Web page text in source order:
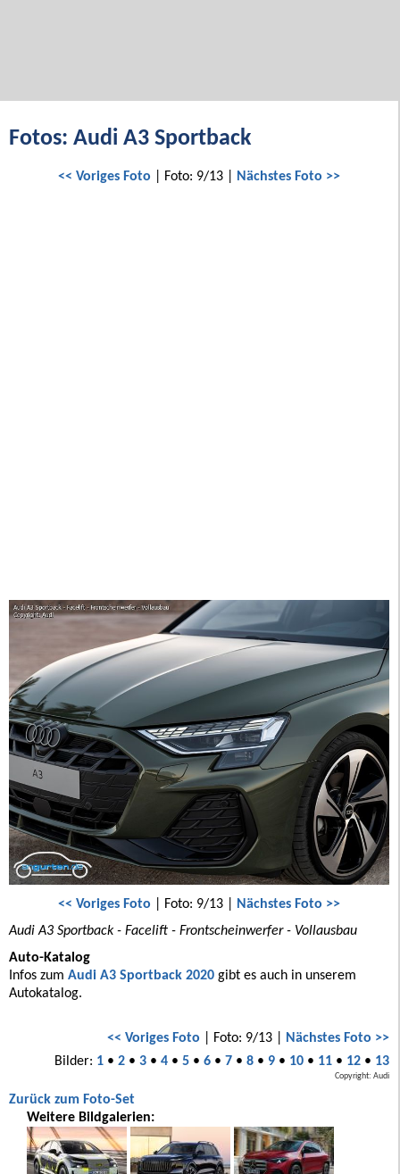
Fotos: Audi A3 Sportback
<< Voriges Foto | Foto: 9/13 | Nächstes Foto >>
<< Voriges Foto | Foto: 9/13 | Nächstes Foto >>
Audi A3 Sportback - Facelift - Frontscheinwerfer - Vollausbau
Auto-Katalog
Infos zum Audi A3 Sportback 2020 gibt es auch in unserem
Autokatalog.
<< Voriges Foto | Foto: 9/13 | Nächstes Foto >>
Bilder: 1• 2• 3• 4• 5• 6• 7• 8• 9• 10• 11• 12• 13
Copyright: Audi
Zurück zum Foto-Set
Weitere Bildgalerien: